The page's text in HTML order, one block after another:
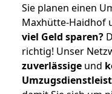
Sie planen einen
Maxhütte-Haidhof
viel Geld sparen?
richtig! Unser
zuverlässige und